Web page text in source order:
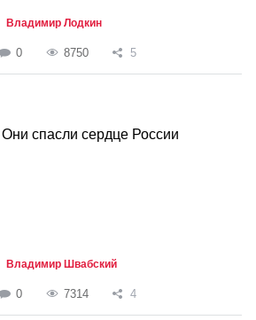
Владимир Лодкин
0 8750 5
Они спасли сердце России
Владимир Швабский
0 7314 4